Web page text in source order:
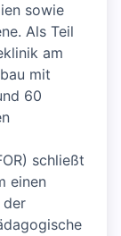
sowie
Als Teil
am
mit
60
schließt
einen
der